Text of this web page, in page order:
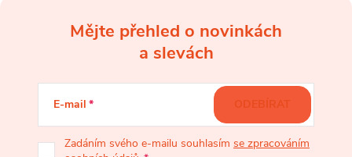
Mějte přehled o novinkách
a slevách
E-mail
Zadáním svého e-mailu souhlasím se zpracováním
ODEBÍRAT